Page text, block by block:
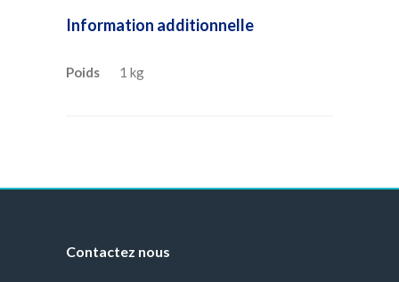
Information additionnelle
Poids 1 kg
Contactez nous